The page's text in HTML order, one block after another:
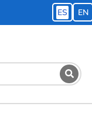
ES EN